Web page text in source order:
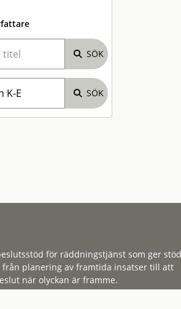
för räddningstjänst som ger stöd
från planering av framtida insatser till att
när olyckan är framme.